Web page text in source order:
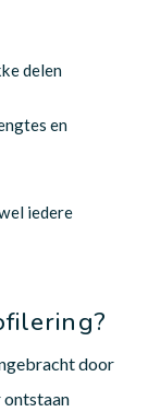
delen
en
iedere
door
ontstaan